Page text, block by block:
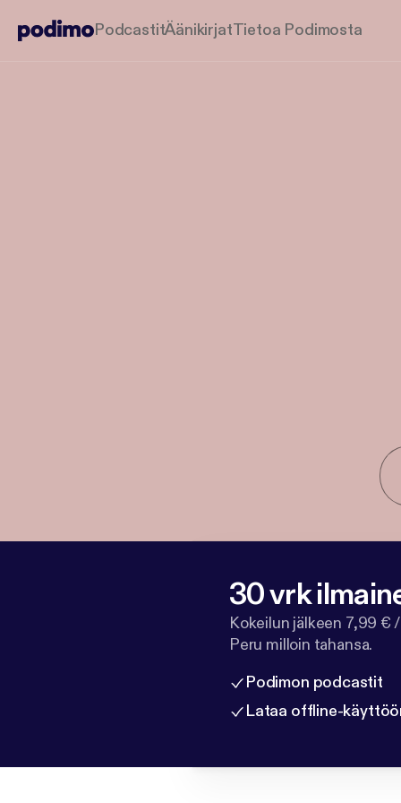
PodcastitÄänikirjatTietoa Podimosta
30 vrk
Kokeilun jälkeen 7,99 €
Peru milloin tahansa.
Podimon podcastit
Lataa offline-